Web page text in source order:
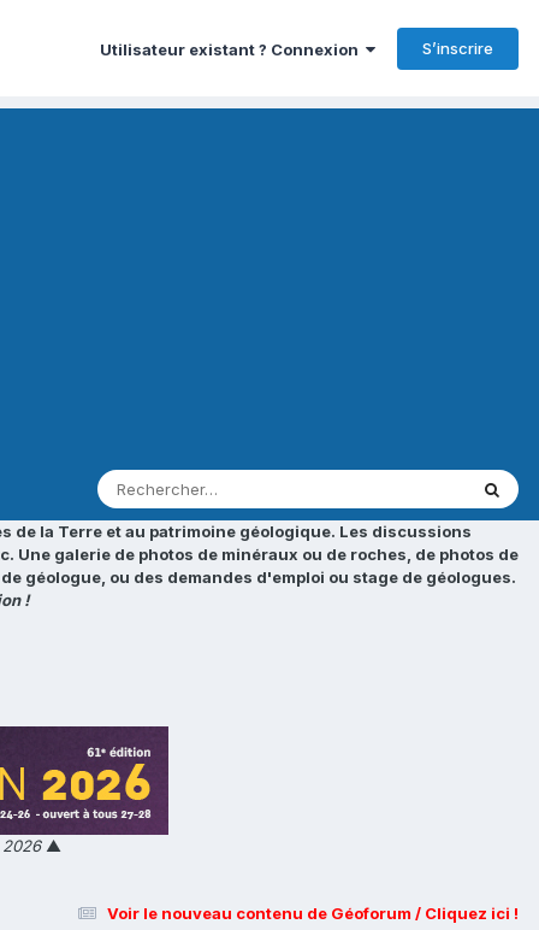
Utilisateur existant ? Connexion S’inscrire
de la Terre et au patrimoine géologique. Les discussions
galerie de photos de minéraux ou de roches, de photos de
géologue, ou des demandes d'emploi ou stage de géologues.
!
▲
Voir le nouveau contenu de Géoforum / Cliquez ici !